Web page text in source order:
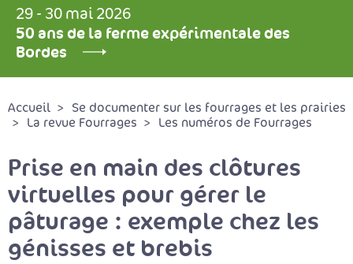
29 - 30 mai 2026
50 ans de la ferme expérimentale des
Bordes
Accueil
Se documenter sur les fourrages et les prairies
La revue Fourrages
Les numéros de Fourrages
Prise en main des clôtures
virtuelles pour gérer le
pâturage : exemple chez les
génisses et brebis